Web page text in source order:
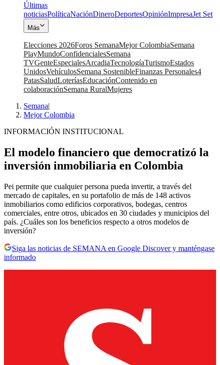
Últimas
noticiasPolíticaNaciónDineroDeportesOpiniónImpresaJet Set
Más
Elecciones 2026Foros SemanaMejor ColombiaSemana
PlayMundoConfidencialesSemana
TVGenteEspecialesArcadiaTecnologíaTurismoEstados
UnidosVehículosSemana SostenibleFinanzas Personales4
PatasSaludLoteríasEducaciónContenido en
colaboraciónSemana RuralMujeres
Semana|
Mejor Colombia
INFORMACIÓN INSTITUCIONAL
El modelo financiero que democratizó la
inversión inmobiliaria en Colombia
Pei permite que cualquier persona pueda invertir, a través del
mercado de capitales, en su portafolio de más de 148 activos
inmobiliarios como edificios corporativos, bodegas, centros
comerciales, entre otros, ubicados en 30 ciudades y municipios del
país. ¿Cuáles son los beneficios respecto a otros modelos de
inversión?
Siga las noticias de SEMANA en Google Discover y manténgase
informado